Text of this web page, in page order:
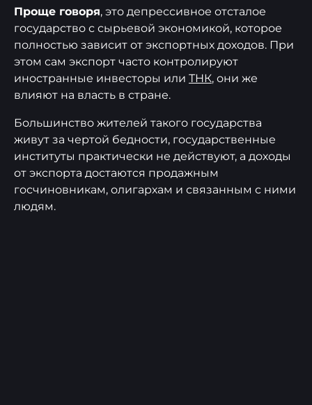
Проще говоря, это депрессивное отсталое
государство с сырьевой экономикой, которое
полностью зависит от экспортных доходов. При
этом сам экспорт часто контролируют
иностранные инвесторы или ТНК, они же
влияют на власть в стране.
Большинство жителей такого государства
живут за чертой бедности, государственные
институты практически не действуют, а доходы
от экспорта достаются продажным
госчиновникам, олигархам и связанным с ними
людям.